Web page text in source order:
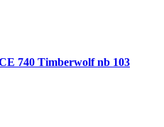
740 Timberwolf nb 103